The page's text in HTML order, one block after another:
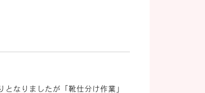
なりましたが「靴仕分け作業」